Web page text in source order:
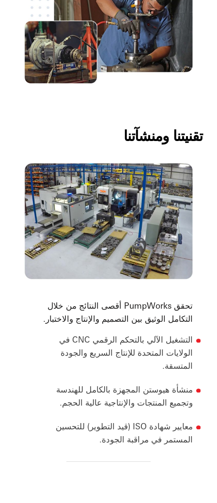
تقنيتنا ومنشآتنا
تحقق PumpWorks أقصى النتائج من خلال
التكامل الوثيق بين التصميم والإنتاج والاختبار.
التشغيل الآلي بالتحكم الرقمي CNC في
الولايات المتحدة للإنتاج السريع والجودة
المتسقة.
منشأة هيوستن المجهزة بالكامل للهندسة
وتجميع المنتجات والإنتاجية عالية الحجم.
معايير شهادة ISO (قيد التطوير) للتحسين
المستمر في مراقبة الجودة.